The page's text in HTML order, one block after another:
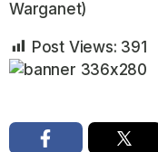
Warganet)
Post Views: 391